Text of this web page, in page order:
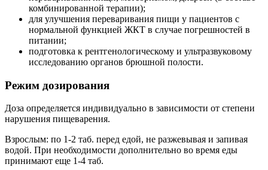
комбинированной терапии);
для улучшения переваривания пищи у пациентов с
нормальной функцией ЖКТ в случае погрешностей в
питании;
подготовка к рентгенологическому и ультразвуковому
исследованию органов брюшной полости.
Режим дозирования
Доза определяется индивидуально в зависимости от степени
нарушения пищеварения.
Взрослым: по 1-2 таб. перед едой, не разжевывая и запивая
водой. При необходимости дополнительно во время еды
принимают еще 1-4 таб.